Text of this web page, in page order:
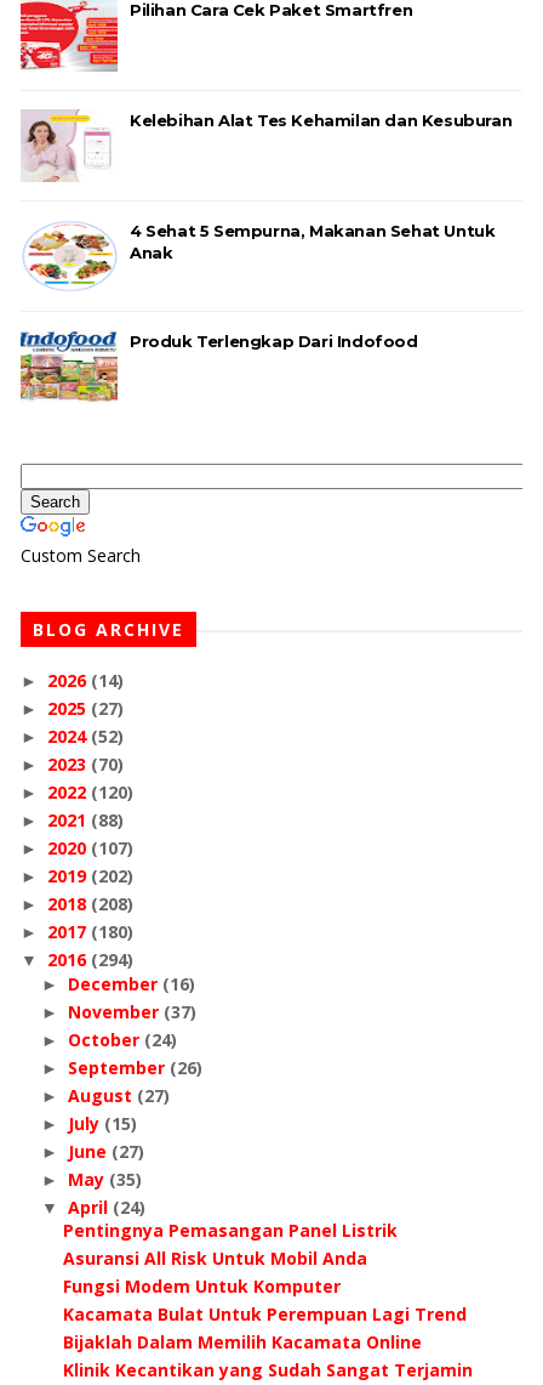
Pilihan Cara Cek Paket Smartfren
Kelebihan Alat Tes Kehamilan dan Kesuburan
4 Sehat 5 Sempurna, Makanan Sehat Untuk
Anak
Produk Terlengkap Dari Indofood
Custom Search
BLOG ARCHIVE
► 2026 (14)
► 2025 (27)
► 2024 (52)
► 2023 (70)
► 2022 (120)
► 2021 (88)
► 2020 (107)
► 2019 (202)
► 2018 (208)
► 2017 (180)
▼ 2016 (294)
► December (16)
► November (37)
► October (24)
► September (26)
► August (27)
► July (15)
► June (27)
► May (35)
▼ April (24)
Pentingnya Pemasangan Panel Listrik
Asuransi All Risk Untuk Mobil Anda
Fungsi Modem Untuk Komputer
Kacamata Bulat Untuk Perempuan Lagi Trend
Bijaklah Dalam Memilih Kacamata Online
Klinik Kecantikan yang Sudah Sangat Terjamin